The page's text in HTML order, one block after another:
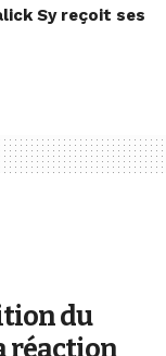
Sy reçoit ses
du